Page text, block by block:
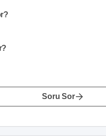
Soru Sor